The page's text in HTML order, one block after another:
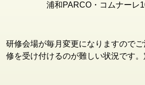
浦和PARCO・コムナーレ
研修会場が毎月変更になりますので
修を受け付けるのが難しい状況です